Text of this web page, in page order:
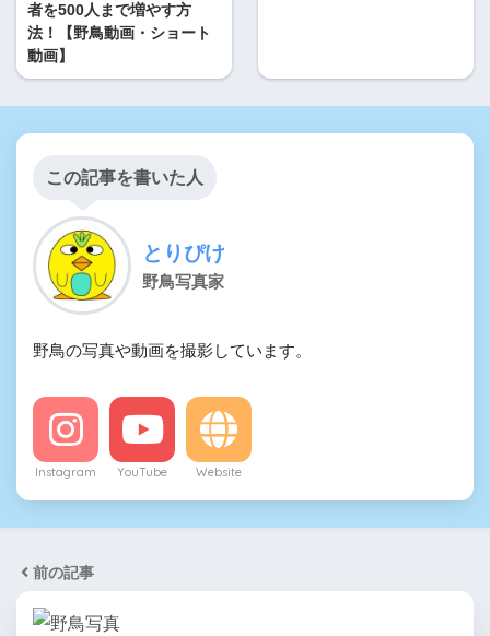
者を500人まで増やす方
法！【野鳥動画・ショート
動画】
この記事を書いた人
とりぴけ
野鳥写真家
野鳥の写真や動画を撮影しています。
Instagram YouTube Website
前の記事